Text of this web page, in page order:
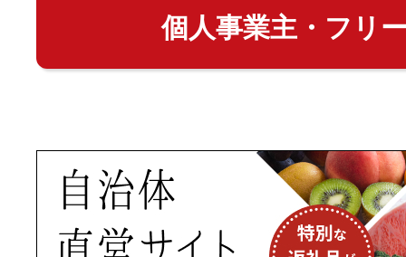
個人事業主・フリ